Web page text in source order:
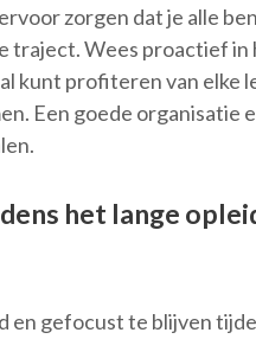
zorgen dat je alle
Wees proactief in
kunt profiteren van elke
Een goede organisatie
het lange
en gefocust te blijven